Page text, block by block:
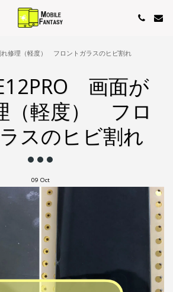
修理（軽度） フロントガラスのヒビ割れ
画面が
（軽度） フロ
スのヒビ割れ
09 Oct